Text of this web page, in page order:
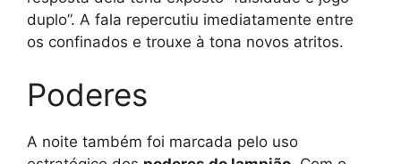
duplo”. A fala repercutiu imediatamente entre
os confinados e trouxe à tona novos atritos.
Poderes
A noite também foi marcada pelo uso